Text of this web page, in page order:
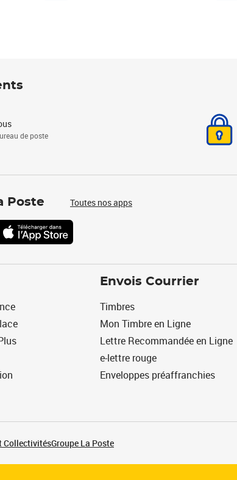
de poste
Poste Toutes nos apps
Envois Courrier
Timbres
Mon Timbre en Ligne
Lettre Recommandée en Ligne
e-lettre rouge
Enveloppes préaffranchies
CollectivitésGroupe La Poste